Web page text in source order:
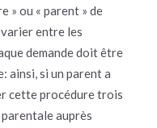
» ou « parent » de
varier entre les
demande doit être
ainsi, si un parent a
cette procédure trois
auprès